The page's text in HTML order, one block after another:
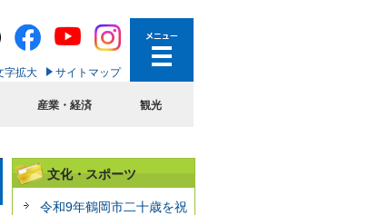
字拡大 サイトマップ
産業・経済 観光
文化・スポーツ
令和9年鶴岡市二十歳を祝